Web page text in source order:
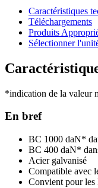
Caractéristiques
Téléchargements
Produits
Sélectionner
*indication de la valeur
En bref
BC 1000 daN*
BC 400 daN*
Acier galvanisé
Compatible avec
Convient pour les